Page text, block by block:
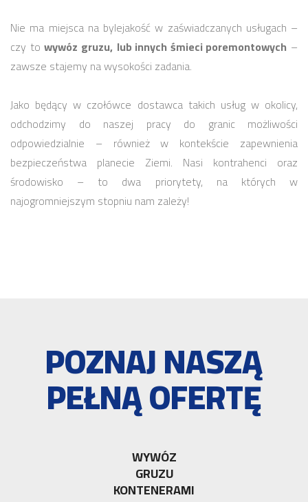
Nie ma miejsca na bylejakość w zaświadczanych usługach –
czy towywóz gruzu, lub innych śmieci poremontowych –
zawsze stajemy na wysokości zadania.
Jako będący w czołówce dostawca takich usług w okolicy,
odchodzimy do naszej pracy do granic możliwości
odpowiedzialnie – również w kontekście zapewnienia
bezpieczeństwa planecie Ziemi. Nasi kontrahenci oraz
środowisko – to dwa priorytety, na których w
najogromniejszym stopniu nam zależy!
POZNAJ NASZĄ
PEŁNĄ OFERTĘ
WYWÓZ
GRUZU
KONTENERAMI